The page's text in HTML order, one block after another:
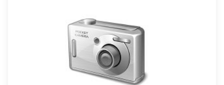
MANUELA GARCIA
CARGO: